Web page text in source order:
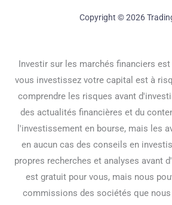
Copyright © 2026
Investir sur les marchés financiers
vous investissez votre capital est à
comprendre les risques avant
des actualités financières et du
l'investissement en bourse, mais les
en aucun cas des conseils en
propres recherches et analyses avant
est gratuit pour vous, mais nous
commissions des sociétés que